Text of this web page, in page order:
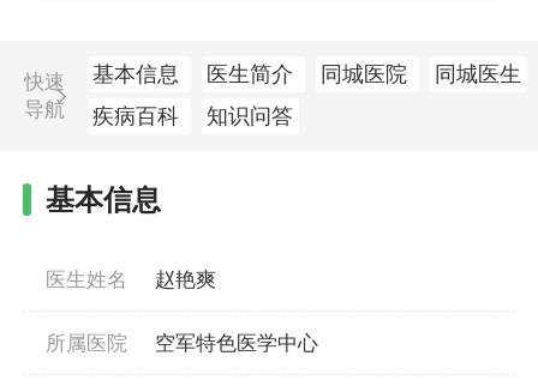
快速
导航
基本信息 医生简介 同城医院
同城医生
疾病百科
知识问答
基本信息
医生姓名 赵艳爽
所属医院 空军特色医学中心